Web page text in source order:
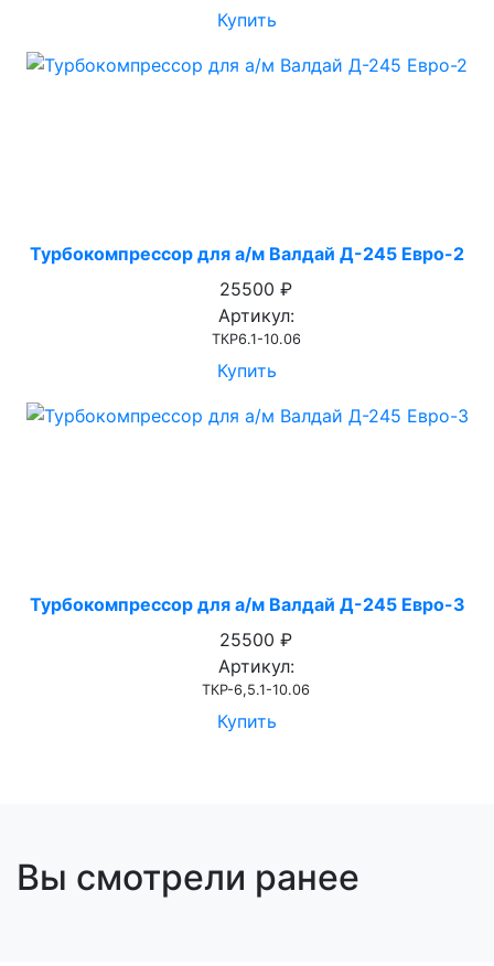
Купить
Турбокомпрессор для а/м Валдай Д-245 Евро-2
25500 ₽
Артикул:
ТКР6.1-10.06
Купить
Турбокомпрессор для а/м Валдай Д-245 Евро-3
25500 ₽
Артикул:
ТКР-6,5.1-10.06
Купить
Вы смотрели ранее